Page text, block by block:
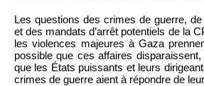
Les questions des crimes de guerre, de
et des mandats d’arrêt potentiels de la
les violences majeures à Gaza
possible que ces affaires disparaissent,
que les États puissants et leurs
crimes de guerre aient à répondre de